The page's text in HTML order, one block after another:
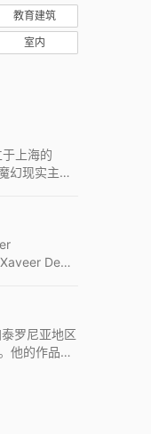
教育建筑
室内
上海的
幻现实主
，以上海性
，以建筑为
会学进步。
，2020 IF
De
团队和国际
·德罗奖、
XDGA主张
罗尼亚地区
他的作品深